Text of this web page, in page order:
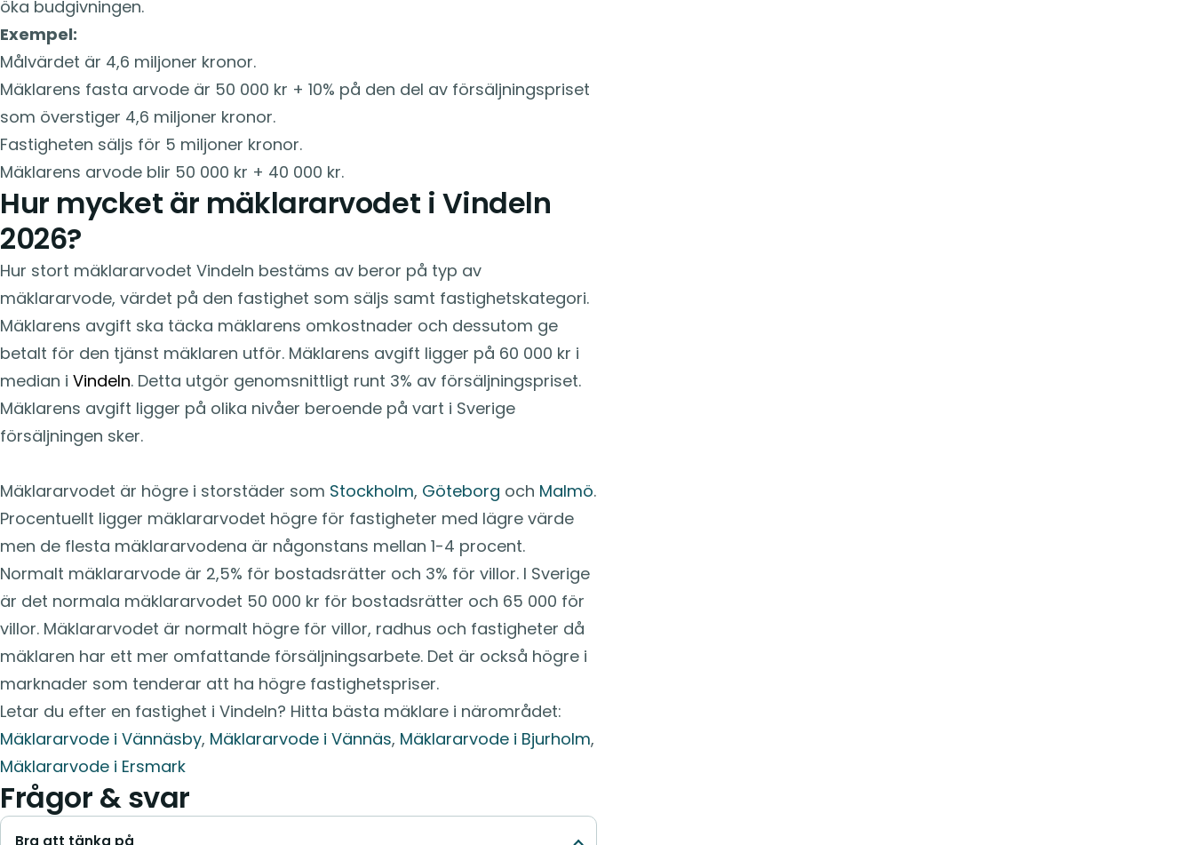
öka budgivningen.
Exempel:
Målvärdet är 4,6 miljoner kronor.
Mäklarens fasta arvode är 50 000 kr + 10% på den del av försäljningspriset
som överstiger 4,6 miljoner kronor.
Fastigheten säljs för 5 miljoner kronor.
Mäklarens arvode blir 50 000 kr + 40 000 kr.
Hur mycket är mäklararvodet i Vindeln
2026?
Hur stort mäklararvodet Vindeln bestäms av beror på typ av
mäklararvode, värdet på den fastighet som säljs samt fastighetskategori.
Mäklarens avgift ska täcka mäklarens omkostnader och dessutom ge
betalt för den tjänst mäklaren utför. Mäklarens avgift ligger på 60 000 kr i
median i Vindeln. Detta utgör genomsnittligt runt 3% av försäljningspriset.
Mäklarens avgift ligger på olika nivåer beroende på vart i Sverige
försäljningen sker.
Mäklararvodet är högre i storstäder som Stockholm, Göteborg och Malmö.
Procentuellt ligger mäklararvodet högre för fastigheter med lägre värde
men de flesta mäklararvodena är någonstans mellan 1-4 procent.
Normalt mäklararvode är 2,5% för bostadsrätter och 3% för villor. I Sverige
är det normala mäklararvodet 50 000 kr för bostadsrätter och 65 000 för
villor. Mäklararvodet är normalt högre för villor, radhus och fastigheter då
mäklaren har ett mer omfattande försäljningsarbete. Det är också högre i
marknader som tenderar att ha högre fastighetspriser.
Letar du efter en fastighet i Vindeln? Hitta bästa mäklare i närområdet:
Mäklararvode i Vännäsby, Mäklararvode i Vännäs, Mäklararvode i Bjurholm,
Mäklararvode i Ersmark
Frågor & svar
Bra att tänka på